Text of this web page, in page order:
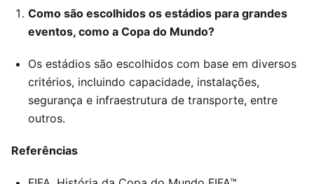
Como são escolhidos os estádios para grandes
eventos, como a Copa do Mundo?
Os estádios são escolhidos com base em diversos
critérios, incluindo capacidade, instalações,
segurança e infraestrutura de transporte, entre
outros.
Referências